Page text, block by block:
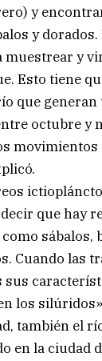
y
y
muestrear y
Esto tiene
que
octubre y
movimientos
que hay
sábalos,
Cuando las
los
también el
en la ciudad